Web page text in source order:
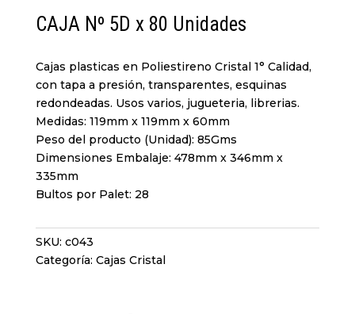
CAJA Nº 5D x 80 Unidades
Cajas plasticas en Poliestireno Cristal 1° Calidad,
con tapa a presión, transparentes, esquinas
redondeadas. Usos varios, jugueteria, librerias.
Medidas: 119mm x 119mm x 60mm
Peso del producto (Unidad): 85Gms
Dimensiones Embalaje: 478mm x 346mm x
335mm
Bultos por Palet: 28
SKU: c043
Categoría: Cajas Cristal